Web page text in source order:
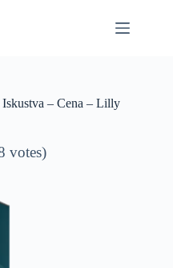
– Cena – Lilly
votes)